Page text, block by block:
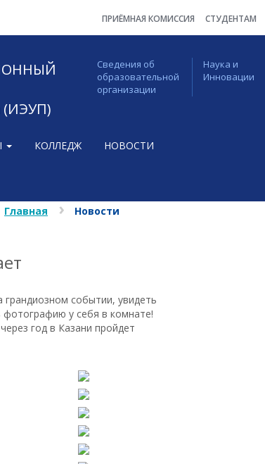
ПРИЁМНАЯ КОМИССИЯ СТУДЕНТАМ
(ИЭУП)
Сведения об
образовательной
организации
Наука и
Инновации
КОЛЛЕДЖ НОВОСТИ
Главная Новости
событии, увидеть
фотографию у себя в комнате!
год в Казани пройдет